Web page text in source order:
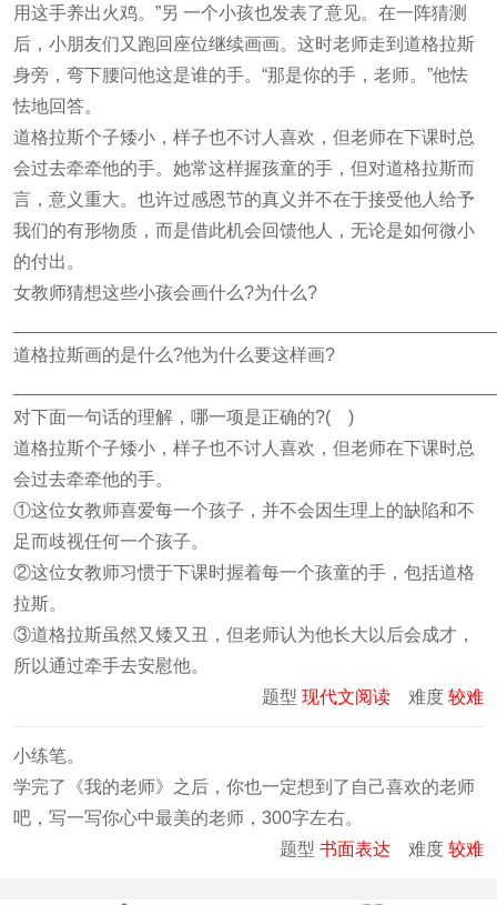
用这手养出火鸡。”另 一个小孩也发表了意见。在一阵猜测
后，小朋友们又跑回座位继续画画。这时老师走到道格拉斯
身旁，弯下腰问他这是谁的手。“那是你的手，老师。”他怯
怯地回答。
道格拉斯个子矮小，样子也不讨人喜欢，但老师在下课时总
会过去牵牵他的手。她常这样握孩童的手，但对道格拉斯而
言，意义重大。也许过感恩节的真义并不在于接受他人给予
我们的有形物质，而是借此机会回馈他人，无论是如何微小
的付出。
女教师猜想这些小孩会画什么?为什么?
道格拉斯画的是什么?他为什么要这样画?
对下面一句话的理解，哪一项是正确的?( )
道格拉斯个子矮小，样子也不讨人喜欢，但老师在下课时总
会过去牵牵他的手。
①这位女教师喜爱每一个孩子，并不会因生理上的缺陷和不
足而歧视任何一个孩子。
②这位女教师习惯于下课时握着每一个孩童的手，包括道格
拉斯。
③道格拉斯虽然又矮又丑，但老师认为他长大以后会成才，
所以通过牵手去安慰他。
题型 现代文阅读 难度 较难
小练笔。
学完了《我的老师》之后，你也一定想到了自己喜欢的老师
吧，写一写你心中最美的老师，300字左右。
题型 书面表达 难度 较难